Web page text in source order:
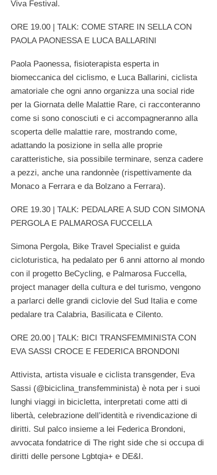
Viva Festival.
ORE 19.00 | TALK: COME STARE IN SELLA CON
PAOLA PAONESSA E LUCA BALLARINI
Paola Paonessa, fisioterapista esperta in
biomeccanica del ciclismo, e Luca Ballarini, ciclista
amatoriale che ogni anno organizza una social ride
per la Giornata delle Malattie Rare, ci racconteranno
come si sono conosciuti e ci accompagneranno alla
scoperta delle malattie rare, mostrando come,
adattando la posizione in sella alle proprie
caratteristiche, sia possibile terminare, senza cadere
a pezzi, anche una randonnèe (rispettivamente da
Monaco a Ferrara e da Bolzano a Ferrara).
ORE 19.30 | TALK: PEDALARE A SUD CON SIMONA
PERGOLA E PALMAROSA FUCCELLA
Simona Pergola, Bike Travel Specialist e guida
cicloturistica, ha pedalato per 6 anni attorno al mondo
con il progetto BeCycling, e Palmarosa Fuccella,
project manager della cultura e del turismo, vengono
a parlarci delle grandi ciclovie del Sud Italia e come
pedalare tra Calabria, Basilicata e Cilento.
ORE 20.00 | TALK: BICI TRANSFEMMINISTA CON
EVA SASSI CROCE E FEDERICA BRONDONI
Attivista, artista visuale e ciclista transgender, Eva
Sassi (@biciclina_transfemminista) è nota per i suoi
lunghi viaggi in bicicletta, interpretati come atti di
libertà, celebrazione dell’identità e rivendicazione di
diritti. Sul palco insieme a lei Federica Brondoni,
avvocata fondatrice di The right side che si occupa di
diritti delle persone Lgbtqia+ e DE&I.